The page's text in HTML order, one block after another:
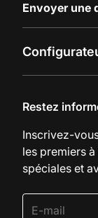
Envoyer une
Demande
Restez
Inscrivez-
les premiers
spéciales et